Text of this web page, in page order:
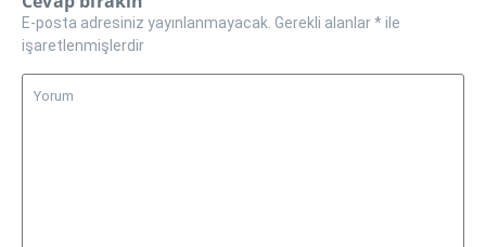
E-posta adresiniz yayınlanmayacak. Gerekli alanlar*ile
işaretlenmişlerdir